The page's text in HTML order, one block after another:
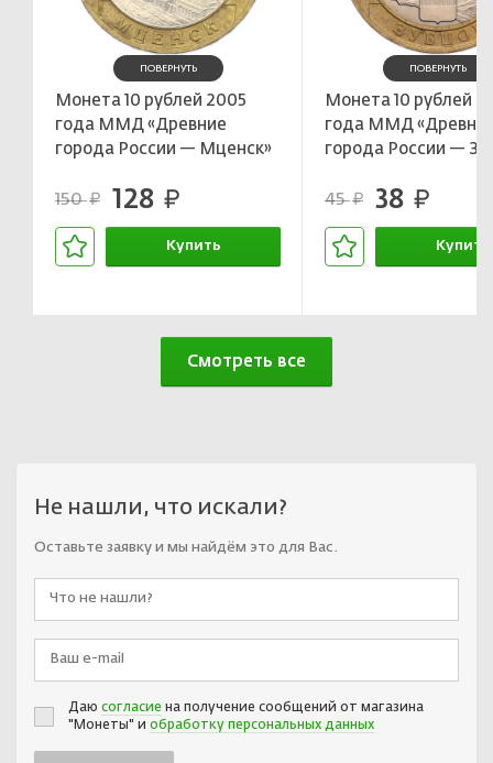
ПОВЕРНУТЬ
Монета 10 рублей 2005
года ММД «Древние
города России — Мценск»
150руб. 128 руб.
Купить
ПОВЕРНУТЬ
Монета 10 рублей
года ММД
города России —
45руб. 38 руб.
Купить
Смотреть все
Не нашли, что искали?
Оставьте заявку и мы найдём это для Вас.
Даю согласие на получение сообщений от магазина
"Монеты" и обработку персональных данных